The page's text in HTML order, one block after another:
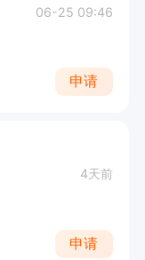
06-25 09:46
申请
4天前
申请